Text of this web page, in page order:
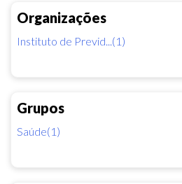
Organizações
Instituto de Previd...(1)
Grupos
Saúde(1)